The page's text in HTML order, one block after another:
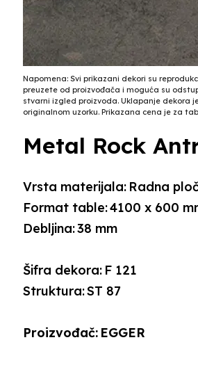
Napomena: Svi prikazani dekori su
preuzete od proizvođača i moguća su
stvarni izgled proizvoda. Uklapanje dekora
originalnom uzorku. Prikazana cena je za
Metal Rock
Debljina:38 mm
Format table:4100 x 600
Šifra dekora: F 121
Struktura:ST 87
Vrsta materijala: Radna
Proizvođač: EGGER